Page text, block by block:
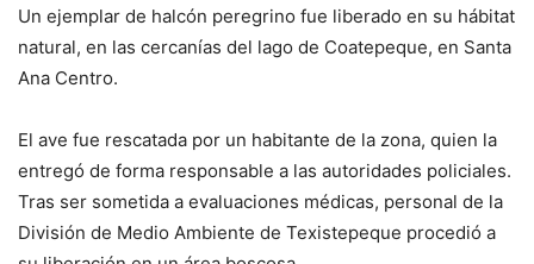
Un ejemplar de halcón peregrino fue liberado en su hábitat
natural, en las cercanías del lago de Coatepeque, en Santa
Ana Centro.
El ave fue rescatada por un habitante de la zona, quien la
entregó de forma responsable a las autoridades policiales.
Tras ser sometida a evaluaciones médicas, personal de la
División de Medio Ambiente de Texistepeque procedió a